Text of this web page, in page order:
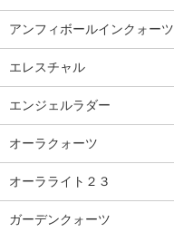
アンフィボールインクォーツ
エレスチャル
エンジェルラダー
オーラクォーツ
オーラライト２３
ガーデンクォーツ